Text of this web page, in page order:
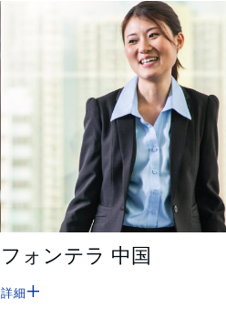
フォンテラ 中国
詳細